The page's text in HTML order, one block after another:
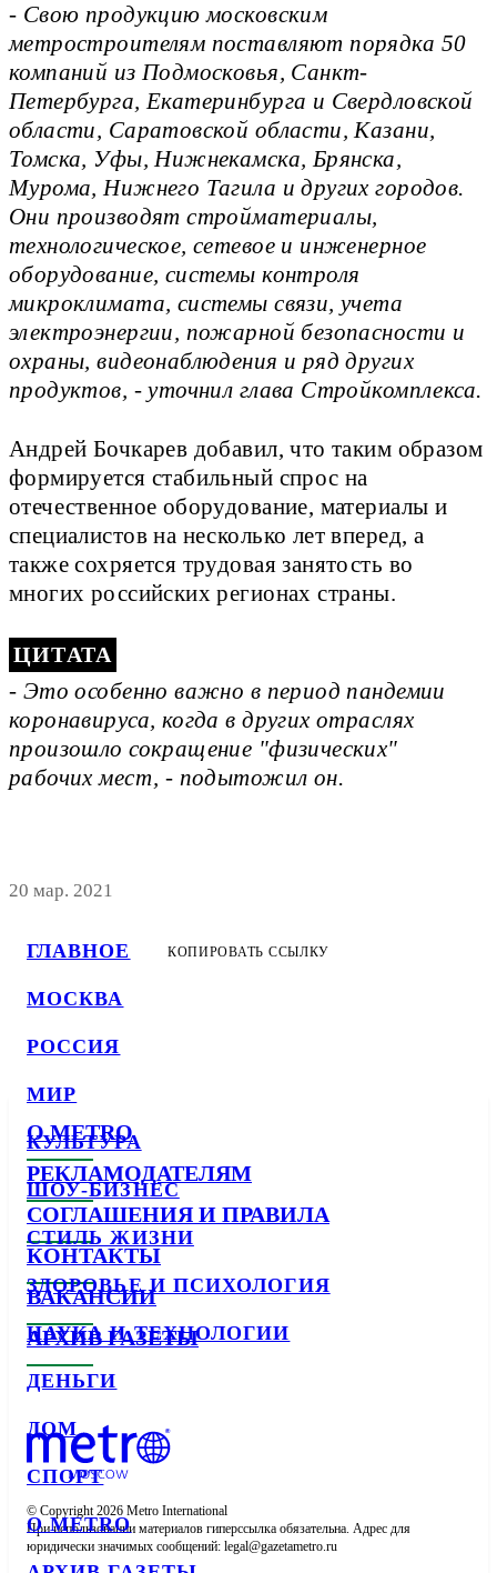
ГЛАВНОЕ
МОСКВА
РОССИЯ
МИР
КУЛЬТУРА
ШОУ-БИЗНЕС
СТИЛЬ ЖИЗНИ
ЗДОРОВЬЕ И ПСИХОЛОГИЯ
НАУКА И ТЕХНОЛОГИИ
ДЕНЬГИ
ДОМ
СПОРТ
О METRO
- Свою продукцию московским
метростроителям поставляют порядка 50
компаний из Подмосковья, Санкт-
Петербурга, Екатеринбурга и Свердловской
области, Саратовской области, Казани,
Томска, Уфы, Нижнекамска, Брянска,
Мурома, Нижнего Тагила и других городов.
Они производят стройматериалы,
технологическое, сетевое и инженерное
оборудование, системы контроля
микроклимата, системы связи, учета
электроэнергии, пожарной безопасности и
охраны, видеонаблюдения и ряд других
продуктов, - уточнил глава Стройкомплекса.
Андрей Бочкарев добавил, что таким образом
формируется стабильный спрос на
отечественное оборудование, материалы и
специалистов на несколько лет вперед, а
также сохряется трудовая занятость во
многих российских регионах страны.
- Это особенно важно в период пандемии
коронавируса, когда в других отраслях
произошло сокращение "физических"
рабочих мест, - подытожил он.
20 мар. 2021
КОПИРОВАТЬ ССЫЛКУ
О METRO
РЕКЛАМОДАТЕЛЯМ
СОГЛАШЕНИЯ И ПРАВИЛА
КОНТАКТЫ
ВАКАНСИИ
АРХИВ ГАЗЕТЫ
© Copyright 2026 Metro International
При использовании материалов гиперссылка обязательна. Адрес для
юридически значимых сообщений: